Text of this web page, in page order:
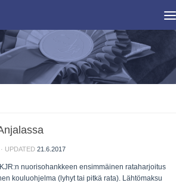
· UPDATED 21.6.2017
nuorisohankkeen ensimmäinen rataharjoitus
kouluohjelma (lyhyt tai pitkä rata). Lähtömaksu